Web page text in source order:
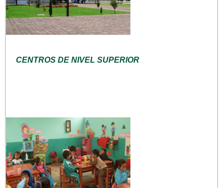
CENTROS DE NIVEL SUPERIOR